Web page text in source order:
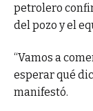
petrolero
del pozo y el
“Vamos a
esperar qué
manifestó.